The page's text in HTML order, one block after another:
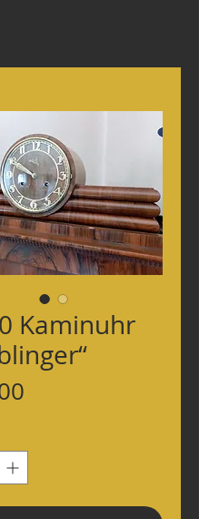
Kaminuhr